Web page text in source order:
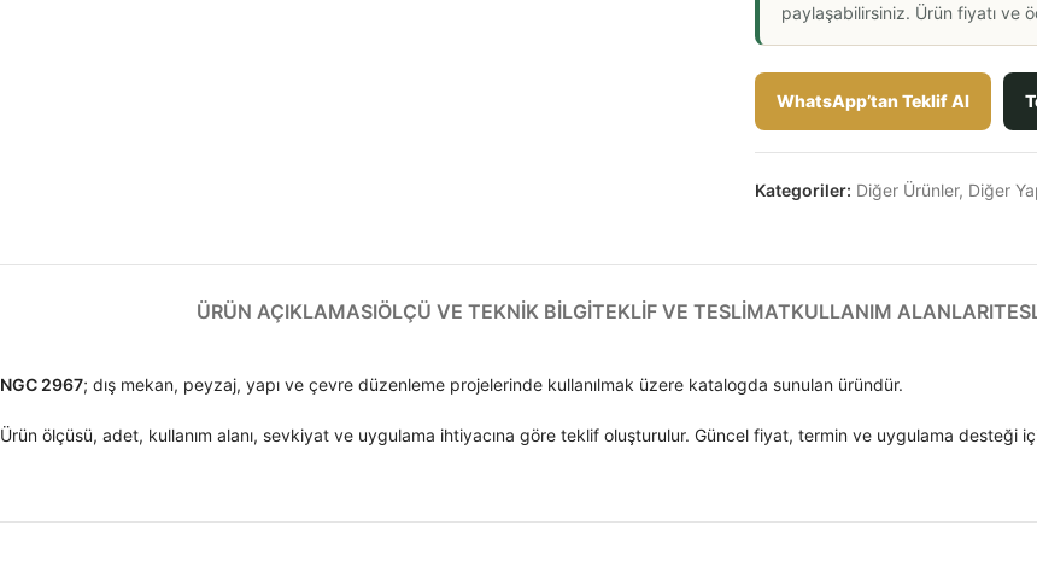
paylaşabilirsiniz. Ürün fiyatı ve
WhatsApp’tan Teklif Al
Kategoriler: Diğer Ürünler, Diğer
ÜRÜN AÇIKLAMASIÖLÇÜ VE TEKNIK BILGITEKLIF VE TESLIMATKULLANIM ALANLARI
NGC 2967; dış mekan, peyzaj, yapı ve çevre düzenleme projelerinde kullanılmak üzere katalogda sunulan üründür.
Ürün ölçüsü, adet, kullanım alanı, sevkiyat ve uygulama ihtiyacına göre teklif oluşturulur. Güncel fiyat, termin ve uygulama desteği